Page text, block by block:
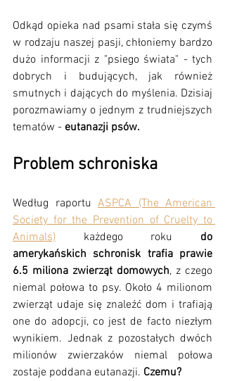
Odkąd opieka nad psami stała się czymś
w rodzaju naszej pasji, chłoniemy bardzo
dużo informacji z "psiego świata" - tych
dobrych i budujących, jak również
smutnych i dających do myślenia. Dzisiaj
porozmawiamy o jednym z trudniejszych
tematów - eutanazji psów.
Problem schroniska
Według raportu ASPCA (The American
Society for the Prevention of Cruelty to
Animals) każdego roku do
amerykańskich schronisk trafia prawie
6.5 miliona zwierząt domowych, z czego
niemal połowa to psy. Około 4 milionom
zwierząt udaje się znaleźć dom i trafiają
one do adopcji, co jest de facto niezłym
wynikiem. Jednak z pozostałych dwóch
milionów zwierzaków niemal połowa
zostaje poddana eutanazji. Czemu?